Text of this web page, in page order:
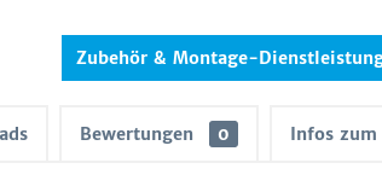
Zubehör & Montage-
Bewertungen 0 Infos